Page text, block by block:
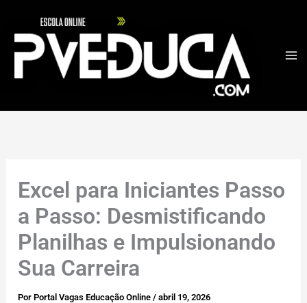
Excel para Iniciantes Passo
a Passo: Desmistificando
Planilhas e Impulsionando
Sua Carreira
PorPortal Vagas Educação Online/abril 19, 2026